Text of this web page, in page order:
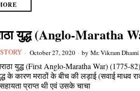
युद्ध (Anglo-Maratha
October 27, 2020 by Mr. Vikram Dhami
युद्ध (First Anglo-Maratha War) (1775-
के कारण मराठों के बीच की लड़ाई (सवाई माधव
प्राप्त थी एवं उसके चाचा